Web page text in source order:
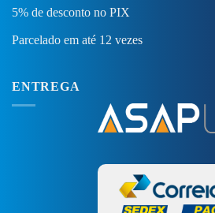
5% de desconto no PIX
Parcelado em até 12 vezes
ENTREGA